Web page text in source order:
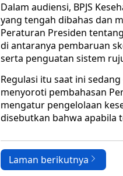
Dalam audiensi, BPJS
yang tengah dibahas dan
Peraturan Presiden
di antaranya pembaruan
serta penguatan sistem
Regulasi itu saat ini
menyoroti pembahasan
mengatur pengelolaan
disebutkan bahwa apabila
Laman berikutnya